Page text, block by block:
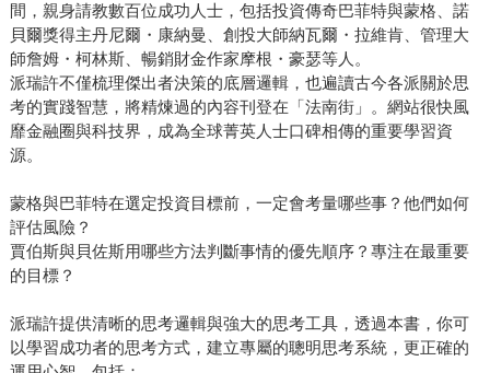
間，親身請教數百位成功人士，包括投資傳奇巴菲特與蒙格、諾
貝爾獎得主丹尼爾・康納曼、創投大師納瓦爾・拉維肯、管理大
師詹姆・柯林斯、暢銷財金作家摩根・豪瑟等人。
派瑞許不僅梳理傑出者決策的底層邏輯，也遍讀古今各派關於思
考的實踐智慧，將精煉過的內容刊登在「法南街」。網站很快風
靡金融圈與科技界，成為全球菁英人士口碑相傳的重要學習資
源。
蒙格與巴菲特在選定投資目標前，一定會考量哪些事？他們如何
評估風險？
賈伯斯與貝佐斯用哪些方法判斷事情的優先順序？專注在最重要
的目標？
派瑞許提供清晰的思考邏輯與強大的思考工具，透過本書，你可
以學習成功者的思考方式，建立專屬的聰明思考系統，更正確的